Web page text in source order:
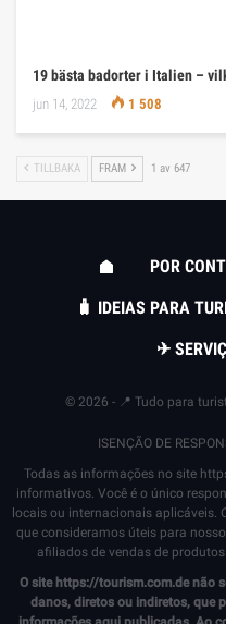
19 bästa badorter i Italien –
jun 14, 2022 1 508
TILLBAKA FRAM 1 av 647
POR
🧳 IDEIAS PARA
✈
© 2026 - 📍 Tudo para
ISENÇÃO DE
Todas as informações no site
informativos. Você é o único
locais ou internacionais aplicáveis.
que consideramos úteis para
afiliados de vendas de
O site https://tourism.com.denão
danos, diretos ou indiretos, que